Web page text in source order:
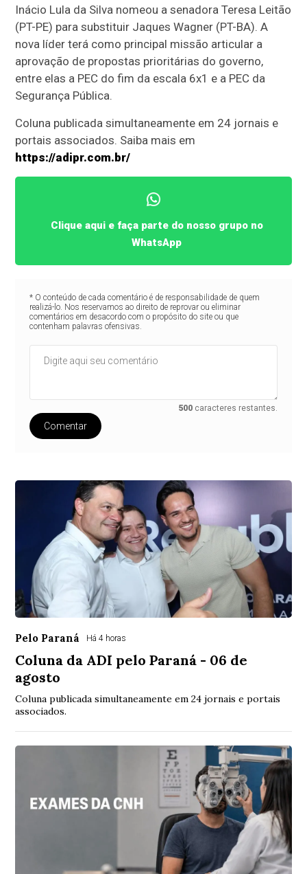
Inácio Lula da Silva nomeou a senadora Teresa Leitão
(PT-PE) para substituir Jaques Wagner (PT-BA). A
nova líder terá como principal missão articular a
aprovação de propostas prioritárias do governo,
entre elas a PEC do fim da escala 6x1 e a PEC da
Segurança Pública.
Coluna publicada simultaneamente em 24 jornais e
portais associados. Saiba mais em
https://adipr.com.br/
Clique aqui e faça parte do nosso grupo no
WhatsApp
* O conteúdo de cada comentário é de responsabilidade de quem
realizá-lo. Nos reservamos ao direito de reprovar ou eliminar
comentários em desacordo com o propósito do site ou que
contenham palavras ofensivas.
500 caracteres restantes.
Comentar
Pelo Paraná Há 4 horas
Coluna da ADI pelo Paraná - 06 de
agosto
Coluna publicada simultaneamente em 24 jornais e portais
associados.